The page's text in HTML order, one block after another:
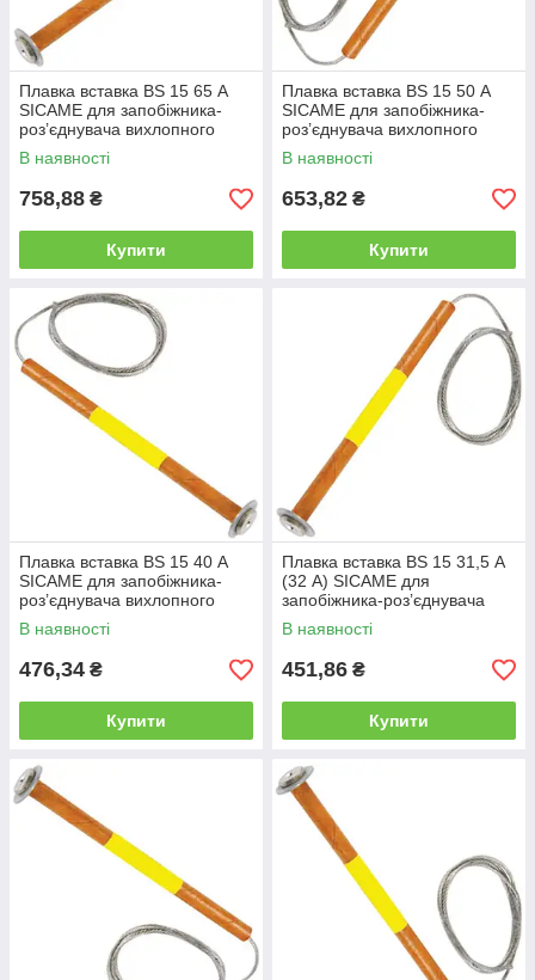
Плавка вставка BS 15 65 А
SICAME для запобіжника-
роз’єднувача вихлопного
типу, нитка запобіжника
В наявності
758,88 ₴
Купити
Плавка вставка BS 15 50 А
SICAME для запобіжника-
роз’єднувача вихлопного
типу, нитка запобіжника
В наявності
653,82 ₴
Купити
Плавка вставка BS 15 40 А
SICAME для запобіжника-
роз’єднувача вихлопного
типу, нитка запобіжника
В наявності
476,34 ₴
Купити
Плавка вставка BS 15 31,5 А
(32 А) SICAME для
запобіжника-роз’єднувача
вихлопного типу, нитка
запобіжника
В наявності
451,86 ₴
Купити